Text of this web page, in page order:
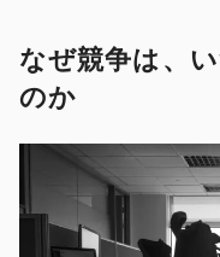
なぜ競争は、
のか